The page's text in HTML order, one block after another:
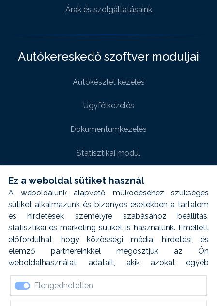
Ez a weboldal sütiket használ
A weboldalunk alapvető működéséhez szükséges
sütiket alkalmazunk és bizonyos esetekben a tartalom
és hirdetések személyre szabásához beállítás,
statisztikai és marketing sütiket is használunk. Emellett
előfordulhat, hogy közösségi média, hirdetési, és
elemző partnereinkkel megosztjuk az Ön
weboldalhasználati adatait, akik azokat egyéb
forrásokból gyűjtött adatokkal kombinálhatják. A sütik
elfogadásával kapcsolatosan naplózást végzünk és
ezen adatokat 6 hónap után automatikusan töröljük. A
Elengedhetetlen
Árak és szolgáltatásaink
Autókereskedő szoftver moduljai
Autókészlet kezelés
Ügyfélkezelés
Dokumentumkezelés
Statisztikai modul
Weboldal modul
Fényképtár extra modul
Autómosó modul
Feladatütemezés